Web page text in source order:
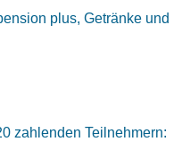
plus, Getränke und
zahlenden Teilnehmern: